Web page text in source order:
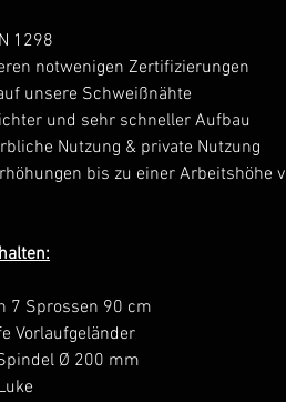
1298
notwenigen Zertifizierungen
unsere Schweißnähte
und sehr schneller Aufbau
Nutzung & private Nutzung
bis zu einer Arbeitshöhe
7 Sprossen 90 cm
Vorlaufgeländer
Ø 200 mm